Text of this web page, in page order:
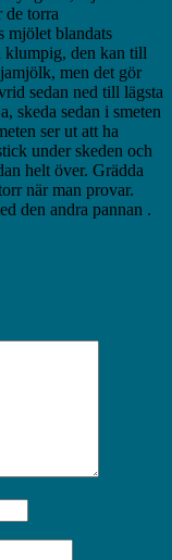
de torra
mjölet blandats
klumpig, den kan till
men det gör
sedan ned till lägsta
skeda sedan i smeten
ser ut att ha
under skeden och
helt över. Grädda
när man provar.
den andra pannan .